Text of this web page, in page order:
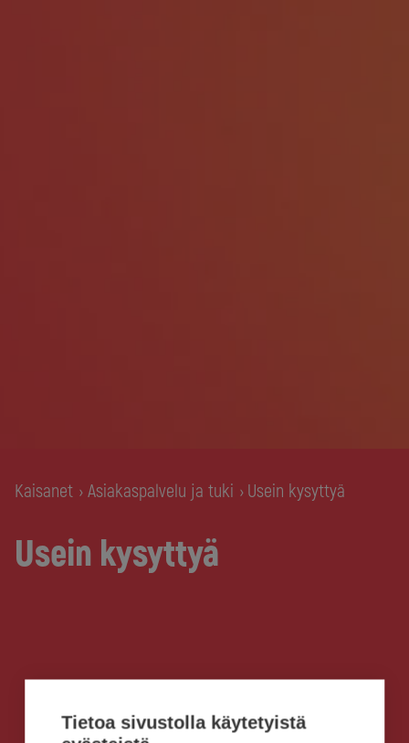
Kaisanet › Asiakaspalvelu ja tuki › Usein kysyttyä
Usein kysyttyä
Tietoa sivustolla käytetyistä